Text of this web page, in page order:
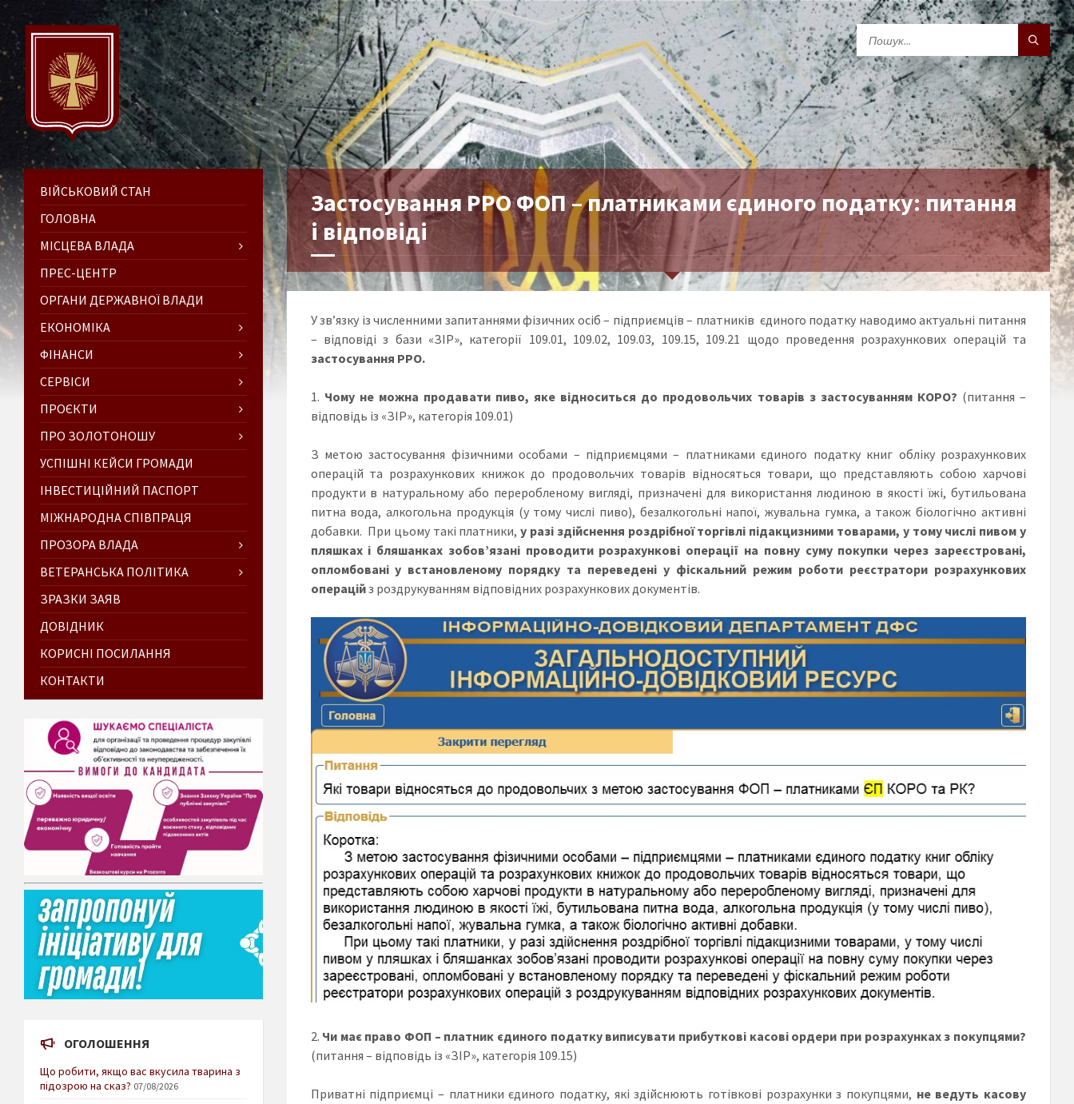
Застосування РРО ФОП – платниками єдиного податку: питання
і відповіді
У зв’язку із численними запитаннями фізичних осіб – підприємців – платників єдиного податку наводимо актуальні питання
– відповіді з бази «ЗІР», категорії 109.01, 109.02, 109.03, 109.15, 109.21 щодо проведення розрахункових операцій та
застосування РРО.
Чому не можна продавати пиво, яке відноситься до продовольчих товарів з застосуванням КОРО? (питання –
відповідь із «ЗІР», категорія 109.01)
З метою застосування фізичними особами – підприємцями – платниками єдиного податку книг обліку розрахункових
операцій та розрахункових книжок до продовольчих товарів відносяться товари, що представляють собою харчові
продукти в натуральному або переробленому вигляді, призначені для використання людиною в якості їжі, бутильована
питна вода, алкогольна продукція (у тому числі пиво), безалкогольні напої, жувальна гумка, а також біологічно активні
добавки. При цьому такі платники,у разі здійснення роздрібної торгівлі підакцизними товарами, у тому числі пивом у
пляшках і бляшанках зобов’язані проводити розрахункові операції на повну суму покупки через зареєстровані,
опломбовані у встановленому порядку та переведені у фіскальний режим роботи реєстратори розрахункових
операційз роздрукуванням відповідних розрахункових документів.
Чи має право ФОП – платник єдиного податку виписувати прибуткові касові ордери при розрахунках з покупцями?
(питання – відповідь із «ЗІР», категорія 109.15)
Приватні підприємці – платники єдиного податку, які здійснюють готівкові розрахунки з покупцями, не ведуть касову
ВІЙСЬКОВИЙ СТАН
ГОЛОВНА
МІСЦЕВА ВЛАДА
ПРЕС-ЦЕНТР
ОРГАНИ ДЕРЖАВНОЇ ВЛАДИ
ЕКОНОМІКА
ФІНАНСИ
СЕРВІСИ
ПРОЄКТИ
ПРО ЗОЛОТОНОШУ
УСПІШНІ КЕЙСИ ГРОМАДИ
ІНВЕСТИЦІЙНИЙ ПАСПОРТ
МІЖНАРОДНА СПІВПРАЦЯ
ПРОЗОРА ВЛАДА
ВЕТЕРАНСЬКА ПОЛІТИКА
ЗРАЗКИ ЗАЯВ
ДОВІДНИК
КОРИСНІ ПОСИЛАННЯ
КОНТАКТИ
ОГОЛОШЕННЯ
Що робити, якщо вас вкусила тварина з
підозрою на сказ? 07/08/2026